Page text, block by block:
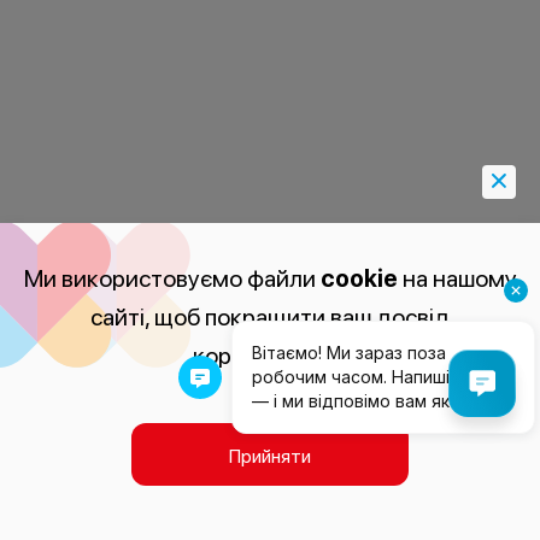
Ми використовуємо файли cookie на нашому
сайті, щоб покращити ваш досвід
користування.
Прийняти